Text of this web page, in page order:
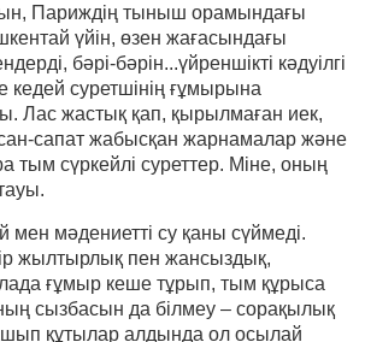
Париждің тыныш орамындағы
үйін, өзен жағасындағы
бәрі-бәрін...үйреншікті кәдуілгі
кедей суретшінің ғұмырына
Лас жастық қап, қырылмаған иек,
сапат жабысқан жарнамалар және
тым сүркейлі суреттер. Міне, оның
мен мәдениетті су қаны сүймеді.
жылтырлық пен жансыздық,
ғұмыр кеше тұрып, тым құрыса
сызбасын да білмеу – сорақылық
құтылар алдында ол осылай